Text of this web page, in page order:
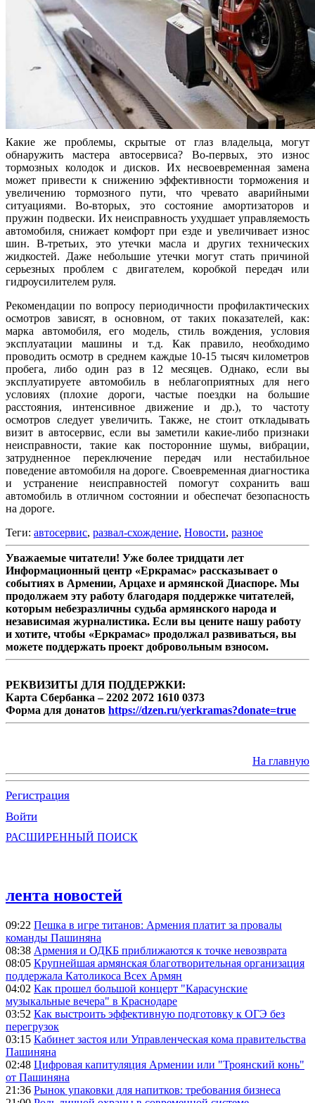
Какие же проблемы, скрытые от глаз владельца, могут
обнаружить мастера автосервиса? Во-первых, это износ
тормозных колодок и дисков. Их несвоевременная замена
может привести к снижению эффективности торможения и
увеличению тормозного пути, что чревато аварийными
ситуациями. Во-вторых, это состояние амортизаторов и
пружин подвески. Их неисправность ухудшает управляемость
автомобиля, снижает комфорт при езде и увеличивает износ
шин. В-третьих, это утечки масла и других технических
жидкостей. Даже небольшие утечки могут стать причиной
серьезных проблем с двигателем, коробкой передач или
гидроусилителем руля.
Рекомендации по вопросу периодичности профилактических
осмотров зависят, в основном, от таких показателей, как:
марка автомобиля, его модель, стиль вождения, условия
эксплуатации машины и т.д. Как правило, необходимо
проводить осмотр в среднем каждые 10-15 тысяч километров
пробега, либо один раз в 12 месяцев. Однако, если вы
эксплуатируете автомобиль в неблагоприятных для него
условиях (плохие дороги, частые поездки на большие
расстояния, интенсивное движение и др.), то частоту
осмотров следует увеличить. Также, не стоит откладывать
визит в автосервис, если вы заметили какие-либо признаки
неисправности, такие как посторонние шумы, вибрации,
затрудненное переключение передач или нестабильное
поведение автомобиля на дороге. Своевременная диагностика
и устранение неисправностей помогут сохранить ваш
автомобиль в отличном состоянии и обеспечат безопасность
на дороге.
Теги: автосервис, ​развал-схождение, Новости, разное
Уважаемые читатели! Уже более тридцати лет
Информационный центр «Еркрамас» рассказывает о
событиях в Армении, Арцахе и армянской Диаспоре. Мы
продолжаем эту работу благодаря поддержке читателей,
которым небезразличны судьба армянского народа и
независимая журналистика. Если вы цените нашу работу
и хотите, чтобы «Еркрамас» продолжал развиваться, вы
можете поддержать проект добровольным взносом.
РЕКВИЗИТЫ ДЛЯ ПОДДЕРЖКИ:
Карта Сбербанка – 2202 2072 1610 0373
Форма для донатов https://dzen.ru/yerkramas?donate=true
На главную
Регистрация
Войти
РАСШИРЕННЫЙ ПОИСК
лента новостей
09:22 Пешка в игре титанов: Армения платит за провалы
команды Пашиняна
08:38 Армения и ОДКБ приближаются к точке невозврата
08:05 Крупнейшая армянская благотворительная организация
поддержала Католикоса Всех Армян
04:02 Как прошел большой концерт "Карасунские
музыкальные вечера" в Краснодаре
03:52 Как выстроить эффективную подготовку к ОГЭ без
перегрузок
03:15 Кабинет застоя или Управленческая кома правительства
Пашиняна
02:48 Цифровая капитуляция Армении или "Троянский конь"
от Пашиняна
21:36 Рынок упаковки для напитков: требования бизнеса